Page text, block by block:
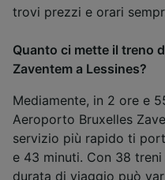
trovi prezzi e orari
Quanto ci mette il treno
Zaventem a Lessines?
Mediamente, in 2 ore e
Aeroporto Bruxelles
servizio più rapido ti
e 43 minuti. Con 38
durata di viaggio può